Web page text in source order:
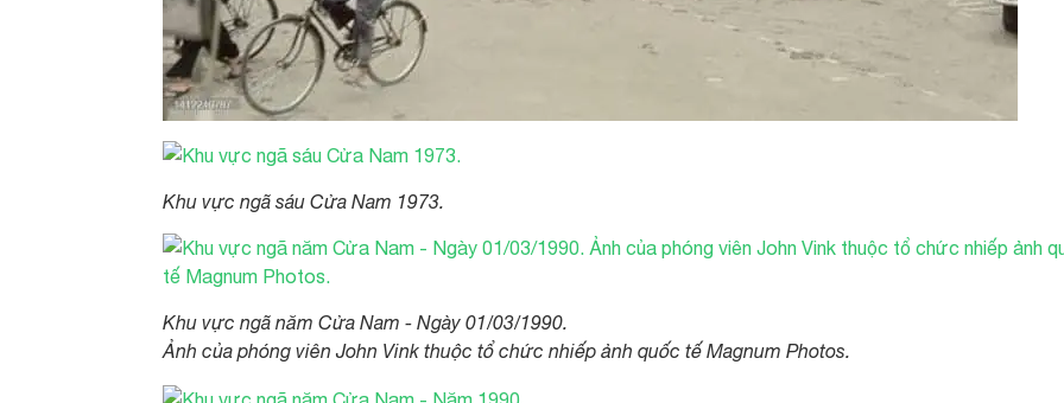
Khu vực ngã sáu Cửa Nam 1973.
Khu vực ngã năm Cửa Nam - Ngày 01/03/1990.
Ảnh của phóng viên John Vink thuộc tổ chức nhiếp ảnh quốc tế Magnum Photos.